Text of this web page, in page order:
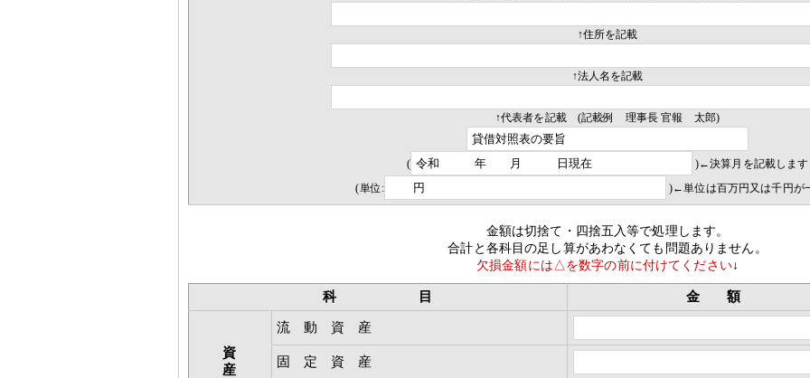
↑住所を記載
↑法人名を記載
↑代表者を記載 (記載例 理事長 官報 太郎)
(
)←決算月を記載します
(単位:
)←単位は百万円又は千円が
金額は切捨て・四捨五入等で処理します。
合計と各科目の足し算があわなくても問題ありません。
欠損金額には△を数字の前に付けてください↓
科 目 金 額
資
産
流 動 資 産
固 定 資 産